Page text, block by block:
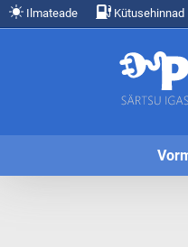
Ilmateade Kütusehinnad